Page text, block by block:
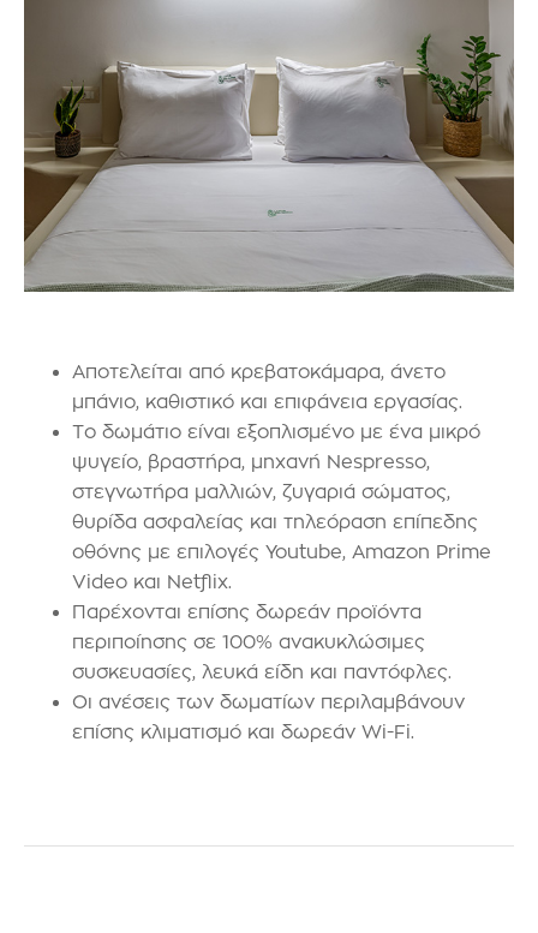
Αποτελείται από κρεβατοκάμαρα, άνετο
μπάνιο, καθιστικό και επιφάνεια εργασίας.
Το δωμάτιο είναι εξοπλισμένο με ένα μικρό
ψυγείο, βραστήρα, μηχανή Nespresso,
στεγνωτήρα μαλλιών, ζυγαριά σώματος,
θυρίδα ασφαλείας και τηλεόραση επίπεδης
οθόνης με επιλογές Youtube, Amazon Prime
Video και Netflix.
Παρέχονται επίσης δωρεάν προϊόντα
περιποίησης σε 100% ανακυκλώσιμες
συσκευασίες, λευκά είδη και παντόφλες.
Οι ανέσεις των δωματίων περιλαμβάνουν
επίσης κλιματισμό και δωρεάν Wi-Fi.